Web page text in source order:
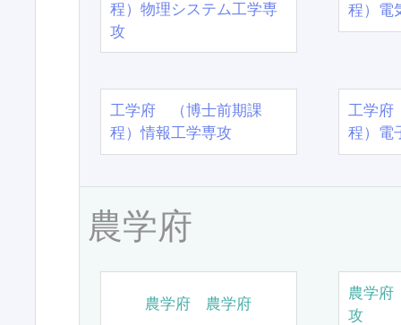
程）物理システム工学専
攻
程）電
工学府 （博士前期課
程）情報工学専攻
工学
程）電
農学府
農学府 農学府
農学
攻